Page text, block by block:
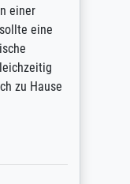
einer
eine
zu Hause